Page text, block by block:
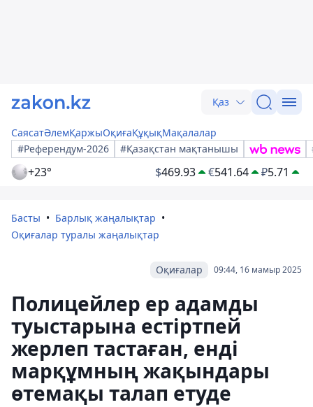
Қаз
СаясатӘлемҚаржыОқиғаҚұқықМақалалар
#Референдум-2026
#Қазақстан мақтанышы
+23° $469.93 €541.64 ₽5.71
Басты
Барлық жаңалықтар
Оқиғалар туралы жаңалықтар
09:44, 16 мамыр 2025
Оқиғалар
Полицейлер ер адамды
туыстарына естіртпей
жерлеп тастаған, енді
марқұмның жақындары
өтемақы талап етуде